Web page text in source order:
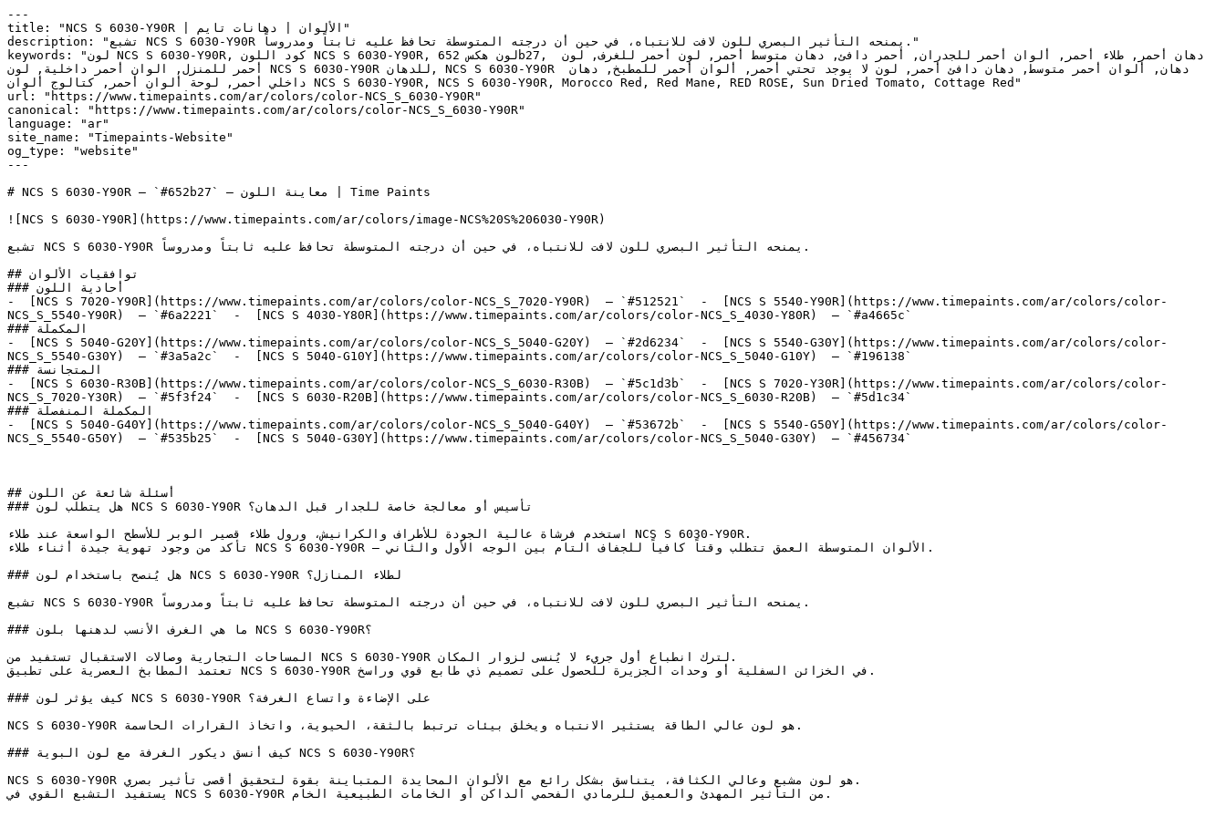
---
title: "NCS S 6030-Y90R | الألوان | دهانات تايم"
description: "تشبع NCS S 6030-Y90R يمنحه التأثير البصري للون لافت للانتباه، في حين أن درجته المتوسطة تحافظ عليه ثابتاً ومدروساً."
keywords: "لون NCS S 6030-Y90R, كود اللون NCS S 6030-Y90R, لون هكس 652b27, دهان أحمر, طلاء أحمر, ألوان أحمر للجدران, أحمر دافئ, دهان متوسط أحمر, لون أحمر للغرف, لون
أحمر للمنزل, الوان أحمر داخلية, لون NCS S 6030-Y90R للدهان, NCS S 6030-Y90R دهان, ألوان أحمر متوسط, دهان دافئ أحمر, لون لا يوجد تحتي أحمر, ألوان أحمر للمطبخ, دهان
داخلي أحمر, لوحة ألوان أحمر, كتالوج ألوان NCS S 6030-Y90R, NCS S 6030-Y90R, Morocco Red, Red Mane, RED ROSE, Sun Dried Tomato, Cottage Red"
url: "https://www.timepaints.com/ar/colors/color-NCS_S_6030-Y90R"
canonical: "https://www.timepaints.com/ar/colors/color-NCS_S_6030-Y90R"
language: "ar"
site_name: "Timepaints-Website"
og_type: "website"
---
# NCS S 6030-Y90R — `#652b27` — معاينة اللون | Time Paints
![NCS S 6030-Y90R](https://www.timepaints.com/ar/colors/image-NCS%20S%206030-Y90R)
تشبع NCS S 6030-Y90R يمنحه التأثير البصري للون لافت للانتباه، في حين أن درجته المتوسطة تحافظ عليه ثابتاً ومدروساً.
## توافقيات الألوان
### أحادية اللون
-  [NCS S 7020-Y90R](https://www.timepaints.com/ar/colors/color-NCS_S_7020-Y90R)  — `#512521`  -  [NCS S 5540-Y90R](https://www.timepaints.com/ar/colors/color-
NCS_S_5540-Y90R)  — `#6a2221`  -  [NCS S 4030-Y80R](https://www.timepaints.com/ar/colors/color-NCS_S_4030-Y80R)  — `#a4665c`
### المكملة
-  [NCS S 5040-G20Y](https://www.timepaints.com/ar/colors/color-NCS_S_5040-G20Y)  — `#2d6234`  -  [NCS S 5540-G30Y](https://www.timepaints.com/ar/colors/color-
NCS_S_5540-G30Y)  — `#3a5a2c`  -  [NCS S 5040-G10Y](https://www.timepaints.com/ar/colors/color-NCS_S_5040-G10Y)  — `#196138`
### المتجانسة
-  [NCS S 6030-R30B](https://www.timepaints.com/ar/colors/color-NCS_S_6030-R30B)  — `#5c1d3b`  -  [NCS S 7020-Y30R](https://www.timepaints.com/ar/colors/color-
NCS_S_7020-Y30R)  — `#5f3f24`  -  [NCS S 6030-R20B](https://www.timepaints.com/ar/colors/color-NCS_S_6030-R20B)  — `#5d1c34`
### المكملة المنفصلة
-  [NCS S 5040-G40Y](https://www.timepaints.com/ar/colors/color-NCS_S_5040-G40Y)  — `#53672b`  -  [NCS S 5540-G50Y](https://www.timepaints.com/ar/colors/color-
NCS_S_5540-G50Y)  — `#535b25`  -  [NCS S 5040-G30Y](https://www.timepaints.com/ar/colors/color-NCS_S_5040-G30Y)  — `#456734`
## أسئلة شائعة عن اللون
### هل يتطلب لون NCS S 6030-Y90R تأسيس أو معالجة خاصة للجدار قبل الدهان؟
استخدم فرشاة عالية الجودة للأطراف والكرانيش، ورول طلاء قصير الوبر للأسطح الواسعة عند طلاء NCS S 6030-Y90R.
تأكد من وجود تهوية جيدة أثناء طلاء NCS S 6030-Y90R — الألوان المتوسطة العمق تتطلب وقتاً كافياً للجفاف التام بين الوجه الأول والثاني.
### هل يُنصح باستخدام لون NCS S 6030-Y90R لطلاء المنازل؟
تشبع NCS S 6030-Y90R يمنحه التأثير البصري للون لافت للانتباه، في حين أن درجته المتوسطة تحافظ عليه ثابتاً ومدروساً.
### ما هي الغرف الأنسب لدهنها بلون NCS S 6030-Y90R؟
المساحات التجارية وصالات الاستقبال تستفيد من NCS S 6030-Y90R لترك انطباع أول جريء لا يُنسى لزوار المكان.
تعتمد المطابخ العصرية على تطبيق NCS S 6030-Y90R في الخزائن السفلية أو وحدات الجزيرة للحصول على تصميم ذي طابع قوي وراسخ.
### كيف يؤثر لون NCS S 6030-Y90R على الإضاءة واتساع الغرفة؟
NCS S 6030-Y90R هو لون عالي الطاقة يستثير الانتباه ويخلق بيئات ترتبط بالثقة، الحيوية، واتخاذ القرارات الحاسمة.
### كيف أنسق ديكور الغرفة مع لون البوية NCS S 6030-Y90R؟
NCS S 6030-Y90R هو لون مشبع وعالي الكثافة، يتناسق بشكل رائع مع الألوان المحايدة المتباينة بقوة لتحقيق أقصى تأثير بصري.
يستفيد التشبع القوي في NCS S 6030-Y90R من التأثير المهدئ والعميق للرمادي الفحمي الداكن أو الخامات الطبيعية الخام.